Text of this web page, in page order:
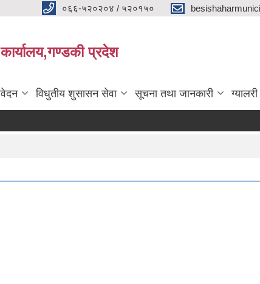
०६६-५२०२०४ / ५२०१५०
प्रदेश
विधुतीय शुसासन सेवा सूचना तथा जानकारी ग्यालरी